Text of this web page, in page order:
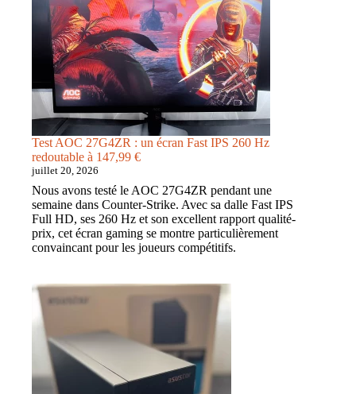
Test AOC 27G4ZR : un écran Fast IPS 260 Hz
redoutable à 147,99 €
juillet 20, 2026
Nous avons testé le AOC 27G4ZR pendant une
semaine dans Counter-Strike. Avec sa dalle Fast IPS
Full HD, ses 260 Hz et son excellent rapport qualité-
prix, cet écran gaming se montre particulièrement
convaincant pour les joueurs compétitifs.